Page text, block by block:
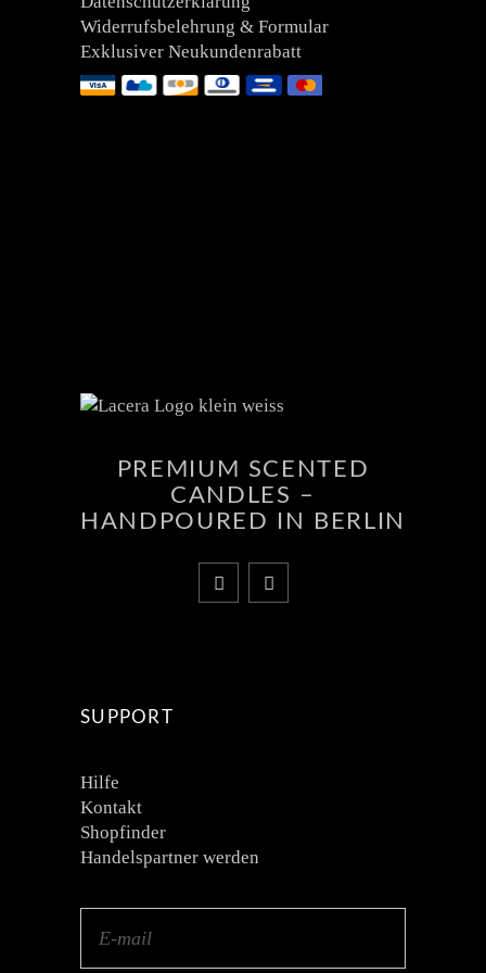
Widerrufsbelehrung & Formular
Exklusiver Neukundenrabatt
PREMIUM SCENTED
CANDLES –
HANDPOURED IN BERLIN
SUPPORT
Hilfe
Kontakt
Shopfinder
Handelspartner werden